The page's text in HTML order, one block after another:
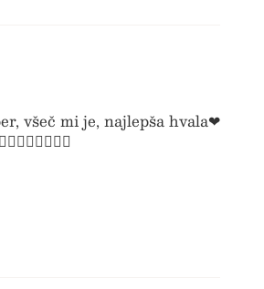
DARILA
všeč mi je, najlepša hvala❤